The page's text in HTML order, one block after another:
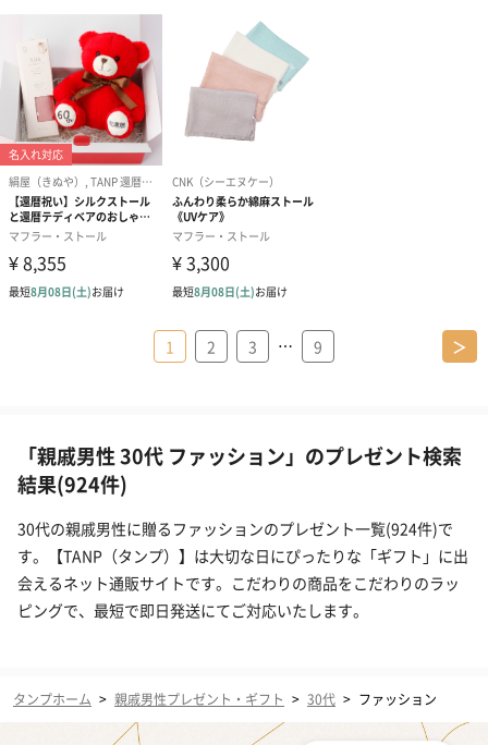
1 2 3 … 9 ＞
「親戚男性 30代 ファッション」のプレゼント検索
結果(924件)
30代の親戚男性に贈るファッションのプレゼント一覧(924件)で
す。【TANP（タンプ）】は大切な日にぴったりな「ギフト」に出
会えるネット通販サイトです。こだわりの商品をこだわりのラッ
ピングで、最短で即日発送にてご対応いたします。
タンプホーム > 親戚男性プレゼント・ギフト > 30代 > ファッション